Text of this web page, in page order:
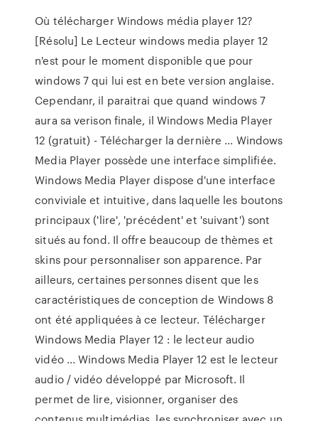
Où télécharger Windows média player 12?
[Résolu] Le Lecteur windows media player 12
n'est pour le moment disponible que pour
windows 7 qui lui est en bete version anglaise.
Cependanr, il paraitrai que quand windows 7
aura sa verison finale, il Windows Media Player
12 (gratuit) - Télécharger la dernière ... Windows
Media Player possède une interface simplifiée.
Windows Media Player dispose d'une interface
conviviale et intuitive, dans laquelle les boutons
principaux ('lire', 'précédent' et 'suivant') sont
situés au fond. Il offre beaucoup de thèmes et
skins pour personnaliser son apparence. Par
ailleurs, certaines personnes disent que les
caractéristiques de conception de Windows 8
ont été appliquées à ce lecteur. Télécharger
Windows Media Player 12 : le lecteur audio
vidéo ... Windows Media Player 12 est le lecteur
audio / vidéo développé par Microsoft. Il
permet de lire, visionner, organiser des